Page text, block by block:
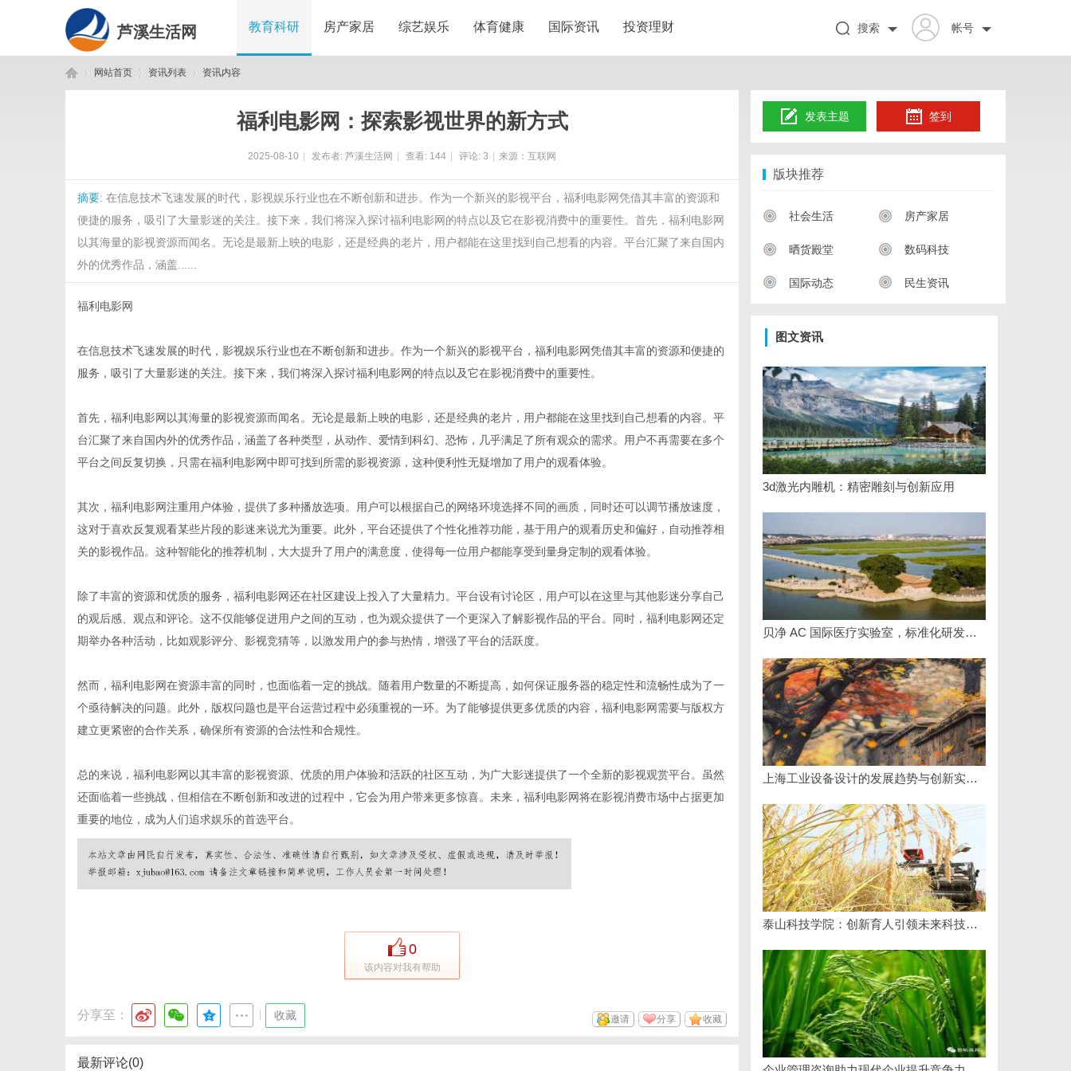
芦溪生活网 教育科研 房产家居 综艺娱乐 体育健康 国际资讯 投资理财 帐号
搜索
网站首页 资讯列表 资讯内容
福利电影网：探索影视世界的新方式
2025-08-10 发布者: 芦溪生活网 查看: 144 评论: 3 来源：互联网
摘要: 在信息技术飞速发展的时代，影视娱乐行业也在不断创新和进步。作为一个新兴的影视平台，福利电影网凭借其丰富的资源和
便捷的服务，吸引了大量影迷的关注。接下来，我们将深入探讨福利电影网的特点以及它在影视消费中的重要性。首先，福利电影网
以其海量的影视资源而闻名。无论是最新上映的电影，还是经典的老片，用户都能在这里找到自己想看的内容。平台汇聚了来自国内
外的优秀作品，涵盖......
福利电影网
在信息技术飞速发展的时代，影视娱乐行业也在不断创新和进步。作为一个新兴的影视平台，福利电影网凭借其丰富的资源和便捷的
服务，吸引了大量影迷的关注。接下来，我们将深入探讨福利电影网的特点以及它在影视消费中的重要性。
首先，福利电影网以其海量的影视资源而闻名。无论是最新上映的电影，还是经典的老片，用户都能在这里找到自己想看的内容。平
台汇聚了来自国内外的优秀作品，涵盖了各种类型，从动作、爱情到科幻、恐怖，几乎满足了所有观众的需求。用户不再需要在多个
平台之间反复切换，只需在福利电影网中即可找到所需的影视资源，这种便利性无疑增加了用户的观看体验。
其次，福利电影网注重用户体验，提供了多种播放选项。用户可以根据自己的网络环境选择不同的画质，同时还可以调节播放速度，
这对于喜欢反复观看某些片段的影迷来说尤为重要。此外，平台还提供了个性化推荐功能，基于用户的观看历史和偏好，自动推荐相
关的影视作品。这种智能化的推荐机制，大大提升了用户的满意度，使得每一位用户都能享受到量身定制的观看体验。
除了丰富的资源和优质的服务，福利电影网还在社区建设上投入了大量精力。平台设有讨论区，用户可以在这里与其他影迷分享自己
的观后感、观点和评论。这不仅能够促进用户之间的互动，也为观众提供了一个更深入了解影视作品的平台。同时，福利电影网还定
期举办各种活动，比如观影评分、影视竞猜等，以激发用户的参与热情，增强了平台的活跃度。
然而，福利电影网在资源丰富的同时，也面临着一定的挑战。随着用户数量的不断提高，如何保证服务器的稳定性和流畅性成为了一
个亟待解决的问题。此外，版权问题也是平台运营过程中必须重视的一环。为了能够提供更多优质的内容，福利电影网需要与版权方
建立更紧密的合作关系，确保所有资源的合法性和合规性。
总的来说，福利电影网以其丰富的影视资源、优质的用户体验和活跃的社区互动，为广大影迷提供了一个全新的影视观赏平台。虽然
还面临着一些挑战，但相信在不断创新和改进的过程中，它会为用户带来更多惊喜。未来，福利电影网将在影视消费市场中占据更加
重要的地位，成为人们追求娱乐的首选平台。
0
该内容对我有帮助
分享至： 收藏 收藏
分享
邀请
最新评论(0)
发表主题 签到
版块推荐
社会生活 房产家居
晒货殿堂 数码科技
国际动态 民生资讯
图文资讯
3d激光内雕机：精密雕刻与创新应用
贝净 AC 国际医疗实验室，标准化研发体系全解析
上海工业设备设计的发展趋势与创新实践探索
泰山科技学院：创新育人引领未来科技发展新高地